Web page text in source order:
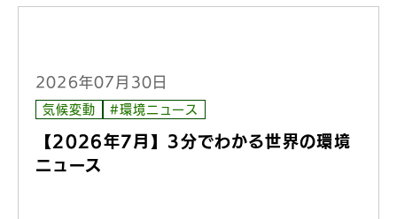
2026年07月30日
気候変動 #環境ニュース
【2026年7月】3分でわかる世界の環境
ニュース